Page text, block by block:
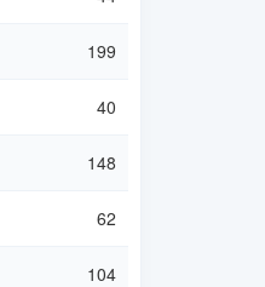
199
40
148
62
104